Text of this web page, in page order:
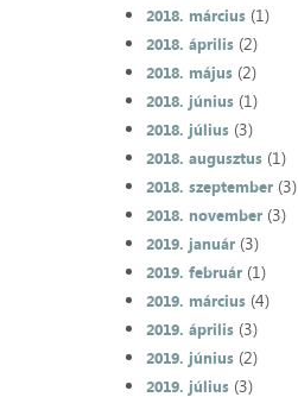
2018. március(1)
2018. április(2)
2018. május(2)
2018. június(1)
2018. július(3)
2018. augusztus(1)
2018. szeptember(3)
2018. november(3)
2019. január(3)
2019. február(1)
2019. március(4)
2019. április(3)
2019. június(2)
2019. július(3)